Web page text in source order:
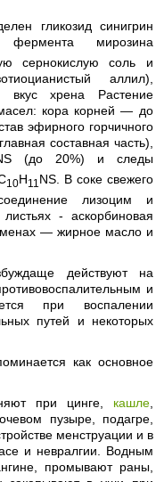
гликозид синигрин
мирозина
сернокислую соль и
аллил),
вкус хрена Растение
кора корней — до
эфирного горчичного
составная часть),
(до 20%) и следы
10H11 NS. В соке свежего
лизоцим и
- аскорбиновая
— жирное масло и
действуют на
и
при воспалении
путей и некоторых
как основное
при цинге, кашле,
пузыре, подагре,
менструации и в
и невралгии. Водным
промывают раны,